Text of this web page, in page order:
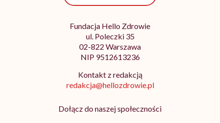
Fundacja Hello Zdrowie
ul. Poleczki 35
02-822 Warszawa
NIP 9512613236
Kontakt z redakcją
redakcja@hellozdrowie.pl
Dołącz do naszej społeczności